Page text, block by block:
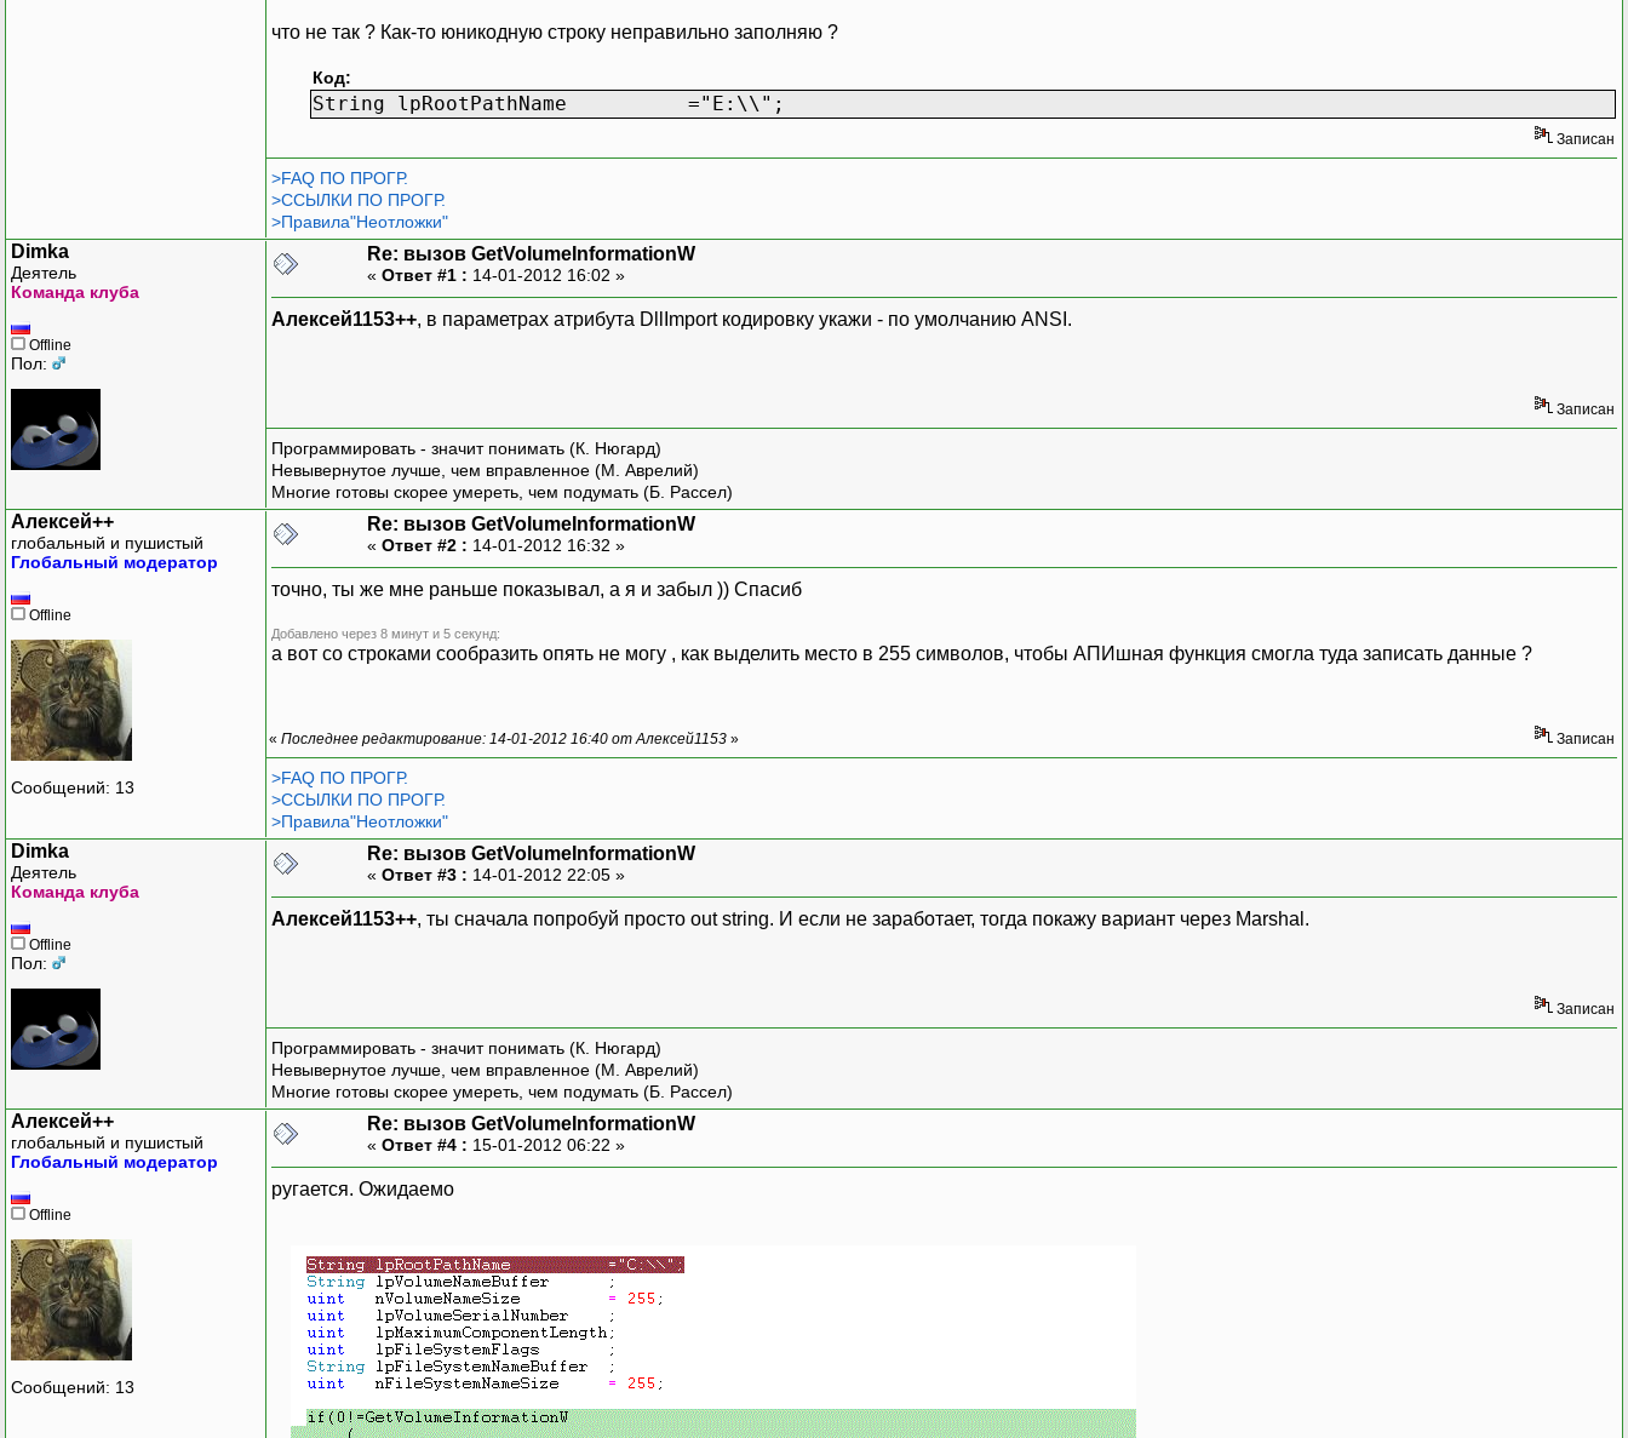
out String lpVolumeNameBuffer ,
uint nVolumeNameSize ,
out uint lpMaximumComponentLength,
out uint lpFileSystemFlags ,
[DllImport("Kernel32.dll",EntryPoint="GetLastError")]
public static extern uint GetLastError
);
}
private void but_getinfo_Click(object sender,EventArgs e)
{
String lpRootPathName ="E:\\";
String lpVolumeNameBuffer ;
uint nVolumeNameSize = 255;
uint lpVolumeSerialNumber ;
uint lpFileSystemFlags ;
if(0!=GetVolumeInformationW
nVolumeNameSize ,
out lpMaximumComponentLength,
out lpFileSystemFlags ,
)
{
}
uint err=GetLastError();
что не так ? Как-то юникодную строку неправильно заполняю ?
Код:
String lpRootPathName ="E:\\";
Записан
>FAQ ПО ПРОГР.
>ССЫЛКИ ПО ПРОГР.
>Правила"Неотложки"
Dimka
Деятель
Команда клуба
Offline
Пол:
Re: вызов GetVolumeInformationW
« Ответ #1 : 14-01-2012 16:02 »
Алексей1153++, в параметрах атрибута DllImport кодировку укажи - по умолчанию ANSI.
Записан
Программировать - значит понимать (К. Нюгард)
Невывернутое лучше, чем вправленное (М. Аврелий)
Многие готовы скорее умереть, чем подумать (Б. Рассел)
Алексей++
глобальный и пушистый
Глобальный модератор
Offline
Сообщений: 13
Re: вызов GetVolumeInformationW
« Ответ #2 : 14-01-2012 16:32 »
точно, ты же мне раньше показывал, а я и забыл )) Спасиб
Добавлено через 8 минут и 5 секунд:
а вот со строками сообразить опять не могу , как выделить место в 255 символов, чтобы АПИшная функция смогла туда записать данные ?
« Последнее редактирование: 14-01-2012 16:40 от Алексей1153 » Записан
>FAQ ПО ПРОГР.
>ССЫЛКИ ПО ПРОГР.
>Правила"Неотложки"
Dimka
Деятель
Команда клуба
Offline
Пол:
Re: вызов GetVolumeInformationW
« Ответ #3 : 14-01-2012 22:05 »
Алексей1153++, ты сначала попробуй просто out string. И если не заработает, тогда покажу вариант через Marshal.
Записан
Программировать - значит понимать (К. Нюгард)
Невывернутое лучше, чем вправленное (М. Аврелий)
Многие готовы скорее умереть, чем подумать (Б. Рассел)
Алексей++
глобальный и пушистый
Глобальный модератор
Offline
Сообщений: 13
Re: вызов GetVolumeInformationW
« Ответ #4 : 15-01-2012 06:22 »
ругается. Ожидаемо